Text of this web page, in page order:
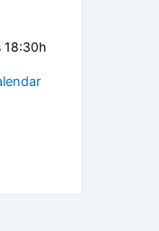
18:30h